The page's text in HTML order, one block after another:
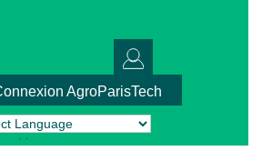
AgroParisTech
by Translate